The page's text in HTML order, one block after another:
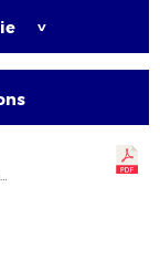
>
Commission de Surveillance des Opérations Electorales